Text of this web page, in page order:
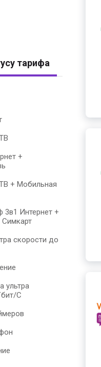
тарифа
+
+ Мобильная
3в1 Интернет +
скорости до
ультра
С